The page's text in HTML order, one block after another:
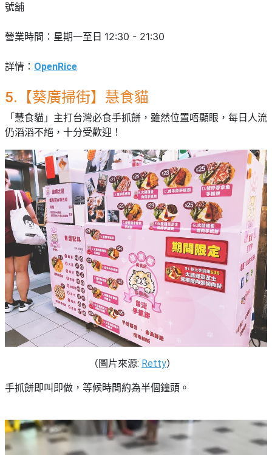
號舖
營業時間：星期一至日 12:30 - 21:30
詳情： OpenRice
5.【葵廣掃街】慧食貓
「慧食貓」主打台灣必食手抓餅，雖然位置唔顯眼，每日人流
仍滔滔不絕，十分受歡迎！
（圖片來源: Retty）
手抓餅即叫即做，等候時間約為半個鐘頭。